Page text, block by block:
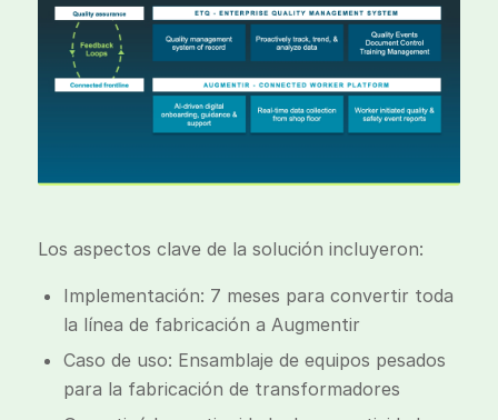
Los aspectos clave de la solución incluyeron:
Implementación: 7 meses para convertir toda
la línea de fabricación a Augmentir
Caso de uso: Ensamblaje de equipos pesados
para la fabricación de transformadores